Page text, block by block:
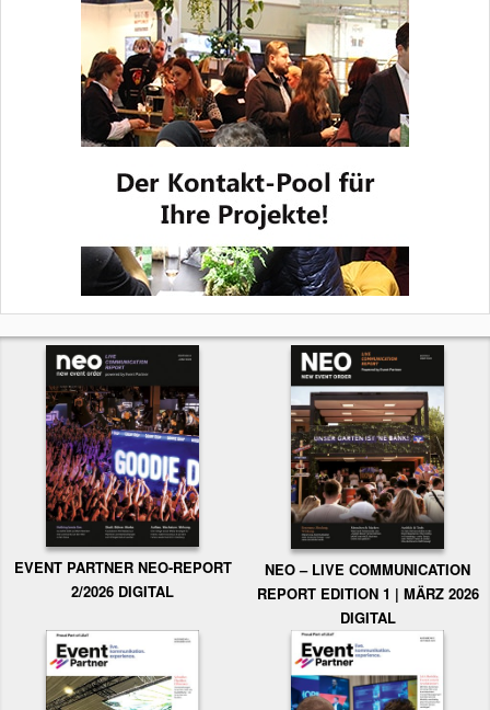
EVENT PARTNER NEO-REPORT
2/2026 DIGITAL
NEO – LIVE COMMUNICATION
REPORT EDITION 1 | MÄRZ 2026
DIGITAL